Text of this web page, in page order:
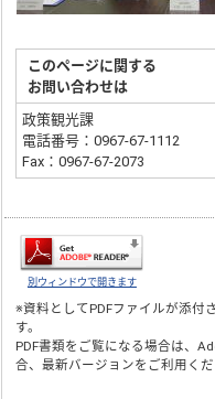
このページに関する
お問い合わせは
政策観光課
電話番号：0967-67-1112
Fax：0967-67-2073
別ウィンドウで開きます
※資料としてPDFファイルが添付
す。
PDF書類をご覧になる場合は、
合、最新バージョンをご利用くだ